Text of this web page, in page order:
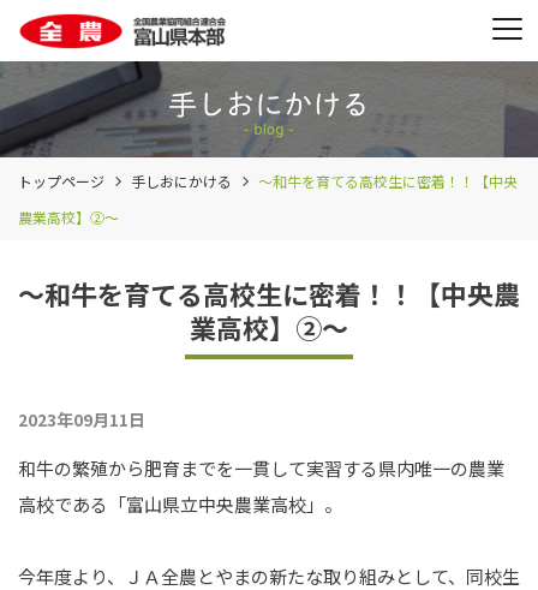
トップページ 手しおにかける
～和牛を育てる高校生に密着！！【中央
農業高校】②～
～和牛を育てる高校生に密着！！【中央農
業高校】②～
2023年09月11日
和牛の繁殖から肥育までを一貫して実習する県内唯一の農業
高校である「富山県立中央農業高校」。
今年度より、ＪＡ全農とやまの新たな取り組みとして、同校生